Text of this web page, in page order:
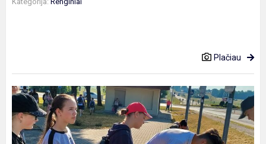
Plačiau
Geografinis
biologinis
takas